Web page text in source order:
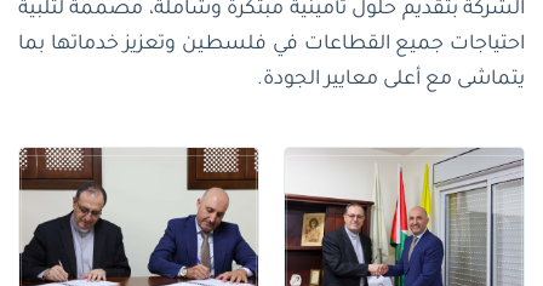
الشركة بتقديم حلول تأمينية مبتكرة وشاملة، مصممة لتلبية
احتياجات جميع القطاعات في فلسطين وتعزيز خدماتها بما
يتماشى مع أعلى معايير الجودة.